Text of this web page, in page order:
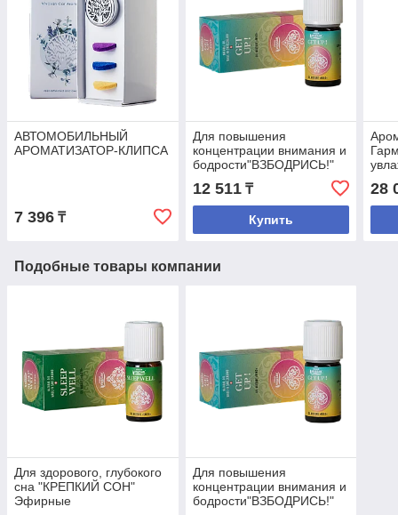
АВТОМОБИЛЬНЫЙ
АРОМАТИЗАТОР-КЛИПСА
7 396 ₸
Для повышения
концентрации внимания и
бодрости"ВЗБОДРИСЬ!"
Эфирные
композиционные масла
12 511₸
Купить
28
Подобные товары компании
Для здорового, глубокого
сна "КРЕПКИЙ СОН"
Эфирные
Для повышения
концентрации внимания и
бодрости"ВЗБОДРИСЬ!"